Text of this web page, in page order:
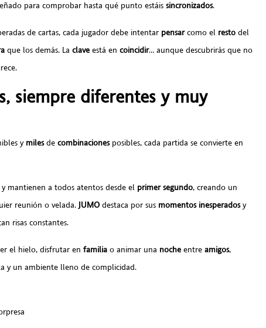
para comprobar hasta qué punto estáissincronizados.
de cartas, cada jugador debe intentar pensarcomo el resto del
que los demás. Laclave está encoincidir… aunque descubrirás que no
siempre diferentes y muy
ymilesdecombinacionesposibles, cada partida se convierte en
y mantienen a todos atentos desde el primer segundo, creando un
reunión o velada.JUMO destaca por sus momentos inesperadosy
risas constantes.
el hielo, disfrutar enfamilia o animar una noche entreamigos,
y un ambiente lleno de complicidad.